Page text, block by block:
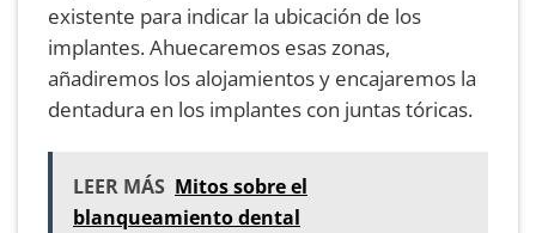
existente para indicar la ubicación de los
implantes. Ahuecaremos esas zonas,
añadiremos los alojamientos y encajaremos la
dentadura en los implantes con juntas tóricas.
LEER MÁS Mitos sobre el
blanqueamiento dental